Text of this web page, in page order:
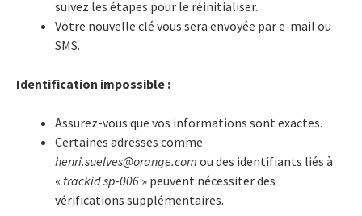
suivez les étapes pour le réinitialiser.
Votre nouvelle clé vous sera envoyée par e-mail ou
SMS.
Identification impossible :
Assurez-vous que vos informations sont exactes.
Certaines adresses comme
henri.suelves@orange.com ou des identifiants liés à
« trackid sp-006 » peuvent nécessiter des
vérifications supplémentaires.